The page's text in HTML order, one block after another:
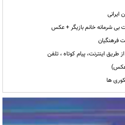
بی شرمانه خانم بازیگر + عکس
طریق اینترنت، پیام کوتاه ، تلفن
ها